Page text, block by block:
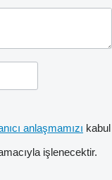
anlaşmamızı kabul
işlenecektir.